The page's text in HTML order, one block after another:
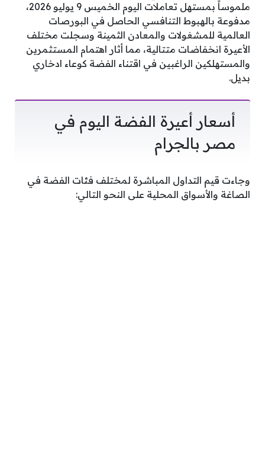
ملموساً بمستهل تعاملات اليوم الخميس 9 يوليو 2026،
مدفوعة بالهبوط التنافسي الحاصل في البورصات
العالمية للمشغولات والمعادن الثمينة وسجلت مختلف
الأعيرة انخفاضات متتالية، مما أثار اهتمام المستثمرين
والمستهلكين الراغبين في اقتناء الفضة كوعاء ادخاري
بديل.
أسعار أعيرة الفضة اليوم في
مصر بالجرام
وجاءت قيم التداول المباشرة لمختلف فئات الفضة في
الصاغة والأسواق المحلية على النحو التالي: